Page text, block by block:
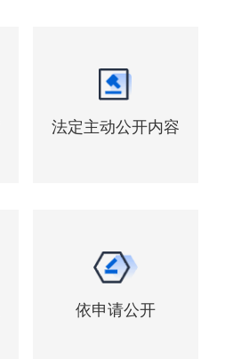
法定主动公开内容
依申请公开